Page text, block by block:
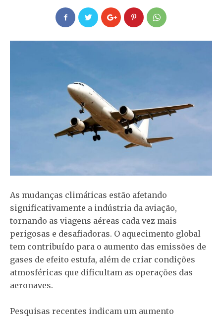
As mudanças climáticas estão afetando
significativamente a indústria da aviação,
tornando as viagens aéreas cada vez mais
perigosas e desafiadoras. O aquecimento global
tem contribuído para o aumento das emissões de
gases de efeito estufa, além de criar condições
atmosféricas que dificultam as operações das
aeronaves.
Pesquisas recentes indicam um aumento